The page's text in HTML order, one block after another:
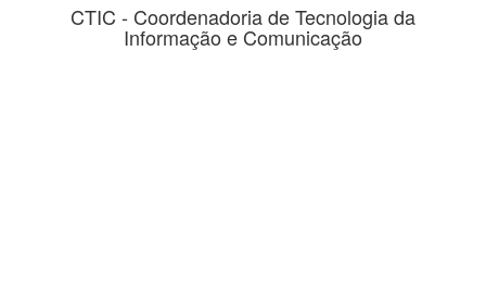
CTIC - Coordenadoria de Tecnologia da
Informação e Comunicação